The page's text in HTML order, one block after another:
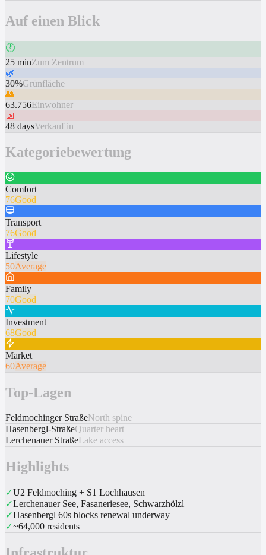
Auf einen Blick
🕐
25 minZum Zentrum
🌿
30%Grünfläche
👥
63.756Einwohner
📅
48 daysVerkauf in
Kategoriebewertung
Comfort
76Good
Transport
76Good
Lifestyle
50Average
Family
70Good
Investment
68Good
Market
60Average
Top-Lagen
Feldmochinger StraßeNorth spine
Hasenbergl-StraßeQuarter heart
Lerchenauer StraßeLake access
Highlights
✓U2 Feldmoching + S1 Lochhausen
✓Lerchenauer See, Fasaneriesee, Schwarzhölzl
✓Hasenbergl 60s blocks renewal underway
✓~64,000 residents